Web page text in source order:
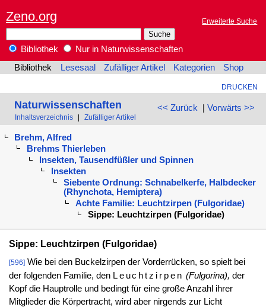
Zeno.org Erweiterte Suche
Bibliothek
Nur in Naturwissenschaften
Bibliothek
Lesesaal Zufälliger Artikel Kategorien Shop
DRUCKEN
<< Zurück | Vorwärts >>
Naturwissenschaften
Inhaltsverzeichnis Zufälliger Artikel
Brehm, Alfred
Brehms Thierleben
Insekten, Tausendfüßler und Spinnen
Insekten
Siebente Ordnung: Schnabelkerfe, Halbdecker
(Rhynchota, Hemiptera)
Achte Familie: Leuchtzirpen (Fulgoridae)
Sippe: Leuchtzirpen (Fulgoridae)
Sippe: Leuchtzirpen (Fulgoridae)
[596]Wie bei den Buckelzirpen der Vorderrücken, so spielt bei
der folgenden Familie, den Leuchtzirpen (Fulgorina), der
Kopf die Hauptrolle und bedingt für eine große Anzahl ihrer
Mitglieder die Körpertracht, wird aber nirgends zur Licht